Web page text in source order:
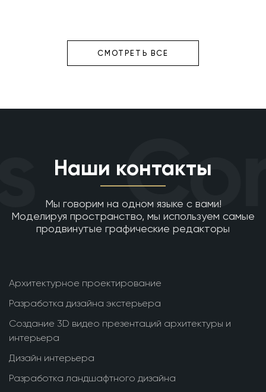
СМОТРЕТЬ ВСЕ
Наши контакты
Мы говорим на одном языке с вами!
Моделируя пространство, мы используем самые
продвинутые графические редакторы
Архитектурное проектирование
Разработка дизайна экстерьера
Создание 3D видео презентаций архитектуры и
интерьера
Дизайн интерьера
Разработка ландшафтного дизайна